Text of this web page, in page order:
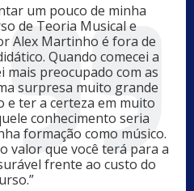
um pouco de minha
de Teoria Musical e
Alex Martinho é fora de
Quando comecei a
preocupado com as
surpresa muito grande
e ter a certeza em muito
conhecimento seria
formação como músico.
valor que você terá para a
frente ao custo do